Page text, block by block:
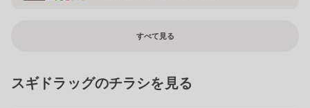
すべて見る
スギドラッグのチラシを見る